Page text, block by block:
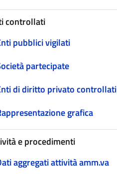
controllati
pubblici vigilati
partecipate
di diritto privato controllati
grafica
e procedimenti
aggregati attività amm.va